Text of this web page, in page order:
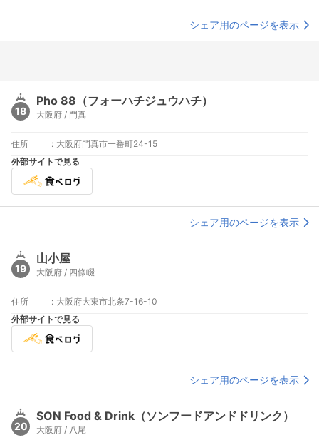
シェア用のページを表示
18
Pho 88（フォーハチジュウハチ）
大阪府 / 門真
住所 : 大阪府門真市一番町24-15
外部サイトで見る
シェア用のページを表示
19
山小屋
大阪府 / 四條畷
住所 : 大阪府大東市北条7-16-10
外部サイトで見る
シェア用のページを表示
20
SON Food & Drink（ソンフードアンドドリンク）
大阪府 / 八尾